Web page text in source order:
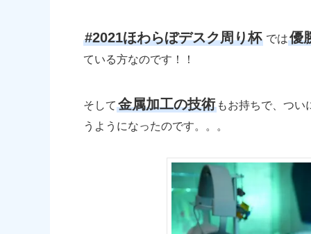
#2021ほわらぼデスク周り杯 では優
ている方なのです！！
そして 金属加工の技術 もお持ちで、つい
うようになったのです。。。